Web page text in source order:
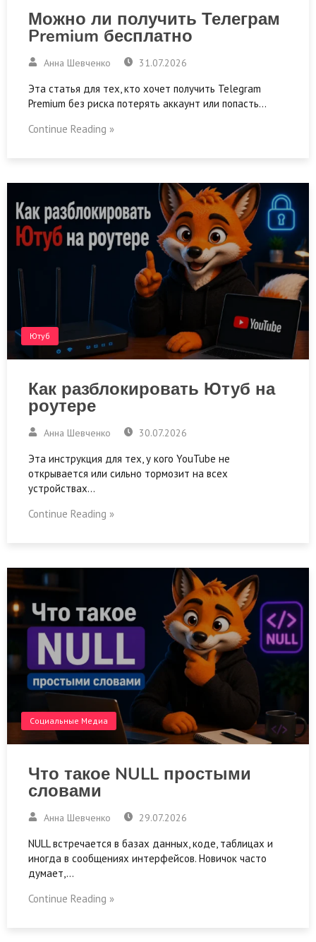
Можно ли получить Телеграм
Premium бесплатно
Анна Шевченко 31.07.2026
Эта статья для тех, кто хочет получить Telegram
Premium без риска потерять аккаунт или попасть…
Continue Reading »
Ютуб
Как разблокировать Ютуб на
роутере
Анна Шевченко 30.07.2026
Эта инструкция для тех, у кого YouTube не
открывается или сильно тормозит на всех
устройствах…
Continue Reading »
Социальные Медиа
Что такое NULL простыми
словами
Анна Шевченко 29.07.2026
NULL встречается в базах данных, коде, таблицах и
иногда в сообщениях интерфейсов. Новичок часто
думает,…
Continue Reading »